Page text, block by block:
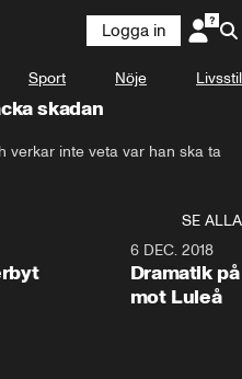
Logga in
Sport Nöje Livsstil
skadan
verkar inte veta var han ska ta
SE ALLA
6 DEC. 2018
Dramatik
mot Luleå